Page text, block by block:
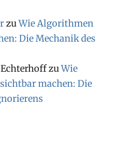
zuWie Algorithmen
Die Mechanik des
zuWie
machen: Die